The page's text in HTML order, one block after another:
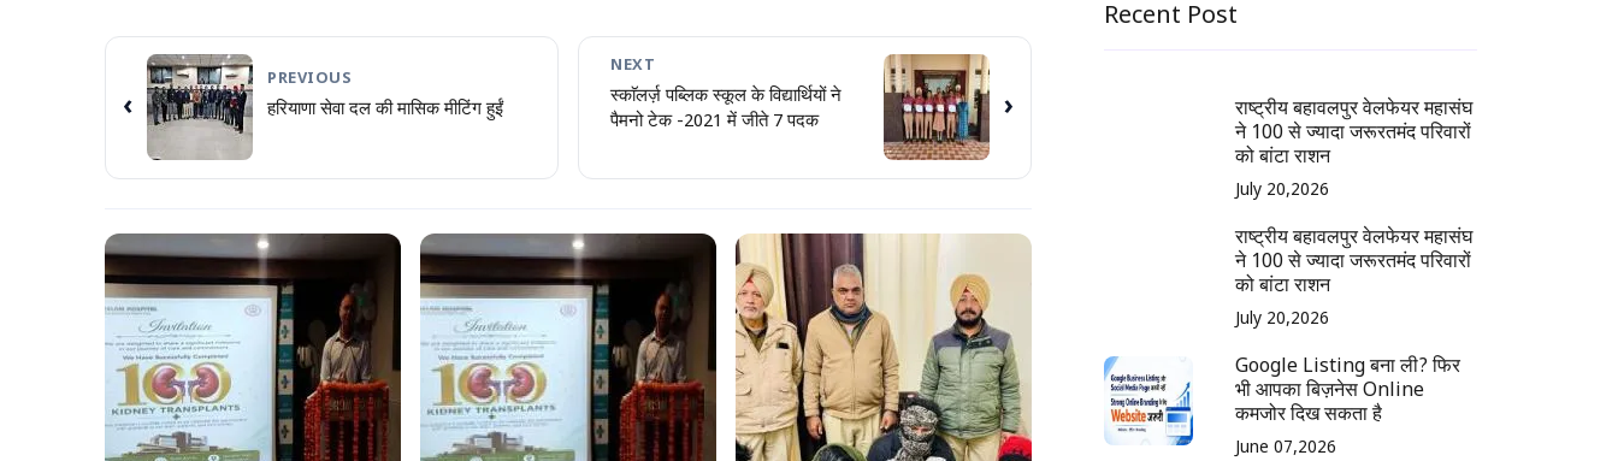
‹
PREVIOUS
हरियाणा सेवा दल की मासिक मीटिंग हुईं
NEXT
स्काॅलर्ज़ पब्लिक स्कूल के विद्यार्थियों ने
पैमनो टेक -2021 में जीते 7 पदक
›
Recent Post
राष्ट्रीय बहावलपुर वेलफेयर महासंघ
ने 100 से ज्यादा जरूरतमंद परिवारों
को बांटा राशन
July 20,2026
राष्ट्रीय बहावलपुर वेलफेयर महासंघ
ने 100 से ज्यादा जरूरतमंद परिवारों
को बांटा राशन
July 20,2026
Google Listing बना ली? फिर
भी आपका बिज़नेस Online
कमजोर दिख सकता है
June 07,2026